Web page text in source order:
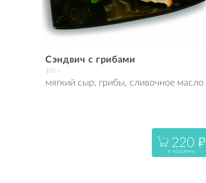
Сэндвич с грибами
105 г.
мягкий сыр, грибы, сливочное масло
220 "
в корзину